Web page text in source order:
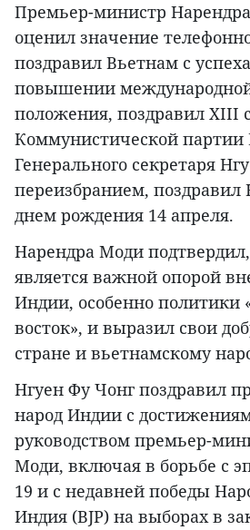
Премьер-министр
оценил значение
поздравил Вьетнам с
повышении
положения, поздравил XIII
Коммунистической партии
Генерального секретаря
переизбранием, поздравил
днем рождения 14 апреля.
Нарендра Моди
является важной опорой
Индии, особенно политики
восток», и выразил свои
стране и вьетнамскому
Нгуен Фу Чонг поздравил
народ Индии с
руководством премьер-
Моди, включая в борьбе с
19 и с недавней победы
Индия (BJP) на выборах в